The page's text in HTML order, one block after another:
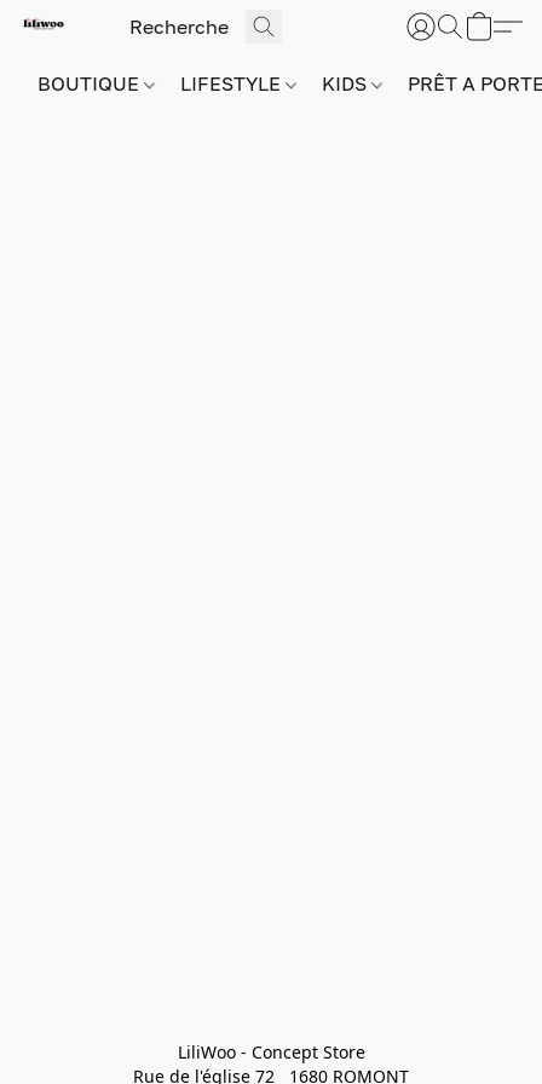
BOUTIQUE LIFESTYLE KIDS PRÊT A
LiliWoo - Concept Store
Rue de l'église 72   1680 ROMONT